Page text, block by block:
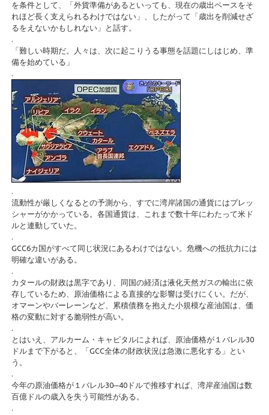
を条件として、「外貨準備があるといっても、現在の歳出ペースをそ
れほど長く支えられるわけではない」、したがって「歳出を削減せざ
るをえないかもしれない」と話す。
.
「難しい時期だ。人々は、次に起こりうる事態を話題にしはじめ、準
備を始めている」
.
.
流動性が厳しくなるとの予測から、すでに湾岸諸国の通貨にはプレッ
シャーがかかっている。各国通貨は、これまで数十年にわたって米ド
ルと連動していた。
.
GCC6カ国がすべて同じ状況にあるわけではない。危機への抵抗力には
明確な違いがある。
.
カタールの財政は黒字であり、同国の経済は液化天然ガスの輸出に依
存しているため、原油価格による直接的な影響は受けにくい。だが、
オマーンやバーレーンなど、累積債務を抱えた小規模な産油国は、価
格の変動に対する脆弱性が高い。
.
とはいえ、アルカーム・キャピタルによれば、原油価格が１バレル30
ドルまで下がると、「GCC全体の財政状況は急激に悪化する」とい
う。
.
今年の原油価格が１バレル30─40ドルで推移すれば、湾岸産油国は数
百億ドルの歳入を失う可能性がある。
.